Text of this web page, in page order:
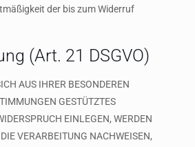
der bis zum Widerruf
(Art. 21 DSGVO)
AUS IHRER BESONDEREN
GESTÜTZTES
EINLEGEN, WERDEN
VERARBEITUNG NACHWEISEN,